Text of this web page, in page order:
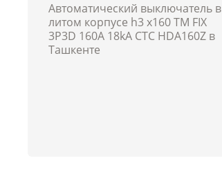
Автоматический выключатель в
литом корпусе h3 x160 TM FIX
3P3D 160A 18kA CTC HDA160Z в
Ташкенте